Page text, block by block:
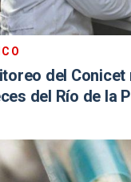
del
del Río de la